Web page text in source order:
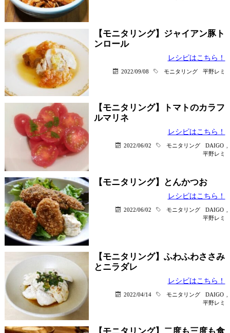
【モニタリング】ジャイアン豚ト
ンロール
レシピはこちら！
2022/09/08 モニタリング 平野レミ
【モニタリング】トマトのカラフ
ルマリネ
レシピはこちら！
2022/06/02 モニタリング DAIGO
平野レミ
【モニタリング】とんかつお
レシピはこちら！
2022/06/02 モニタリング DAIGO
平野レミ
【モニタリング】ふわふわささみ
とニラダレ
レシピはこちら！
2022/04/14 モニタリング DAIGO
平野レミ